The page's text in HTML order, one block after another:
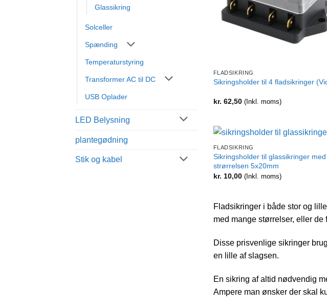
Glassikring
Solceller
Spænding
Temperaturstyring
Transformer AC til DC
USB Oplader
LED Belysning
plantegødning
Stik og kabel
FLADSIKRING
Sikringsholder til 4 fladsikringer
kr. 62,50(Inkl. moms)
+
FLADSIKRING
Sikringsholder til glassikringer med
strørrelsen 5x20mm
kr. 10,00(Inkl. moms)
Fladsikringer i både stor og
med mange størrelser, eller
Disse prisvenlige sikringer
en lille af slagsen.
En sikring af altid nødvendig
Ampere man ønsker der skal